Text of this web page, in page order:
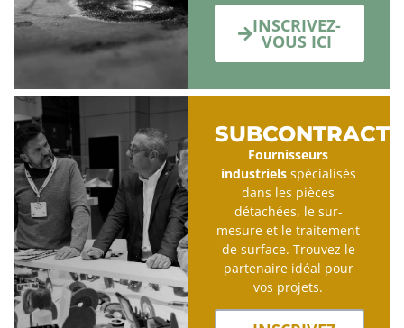
INSCRIVEZ-
VOUS ICI
Fournisseurs
industrielsspécialisés
dans les pièces
détachées, le sur-
mesure et le traitement
de surface. Trouvez le
partenaire idéal pour
vos projets.